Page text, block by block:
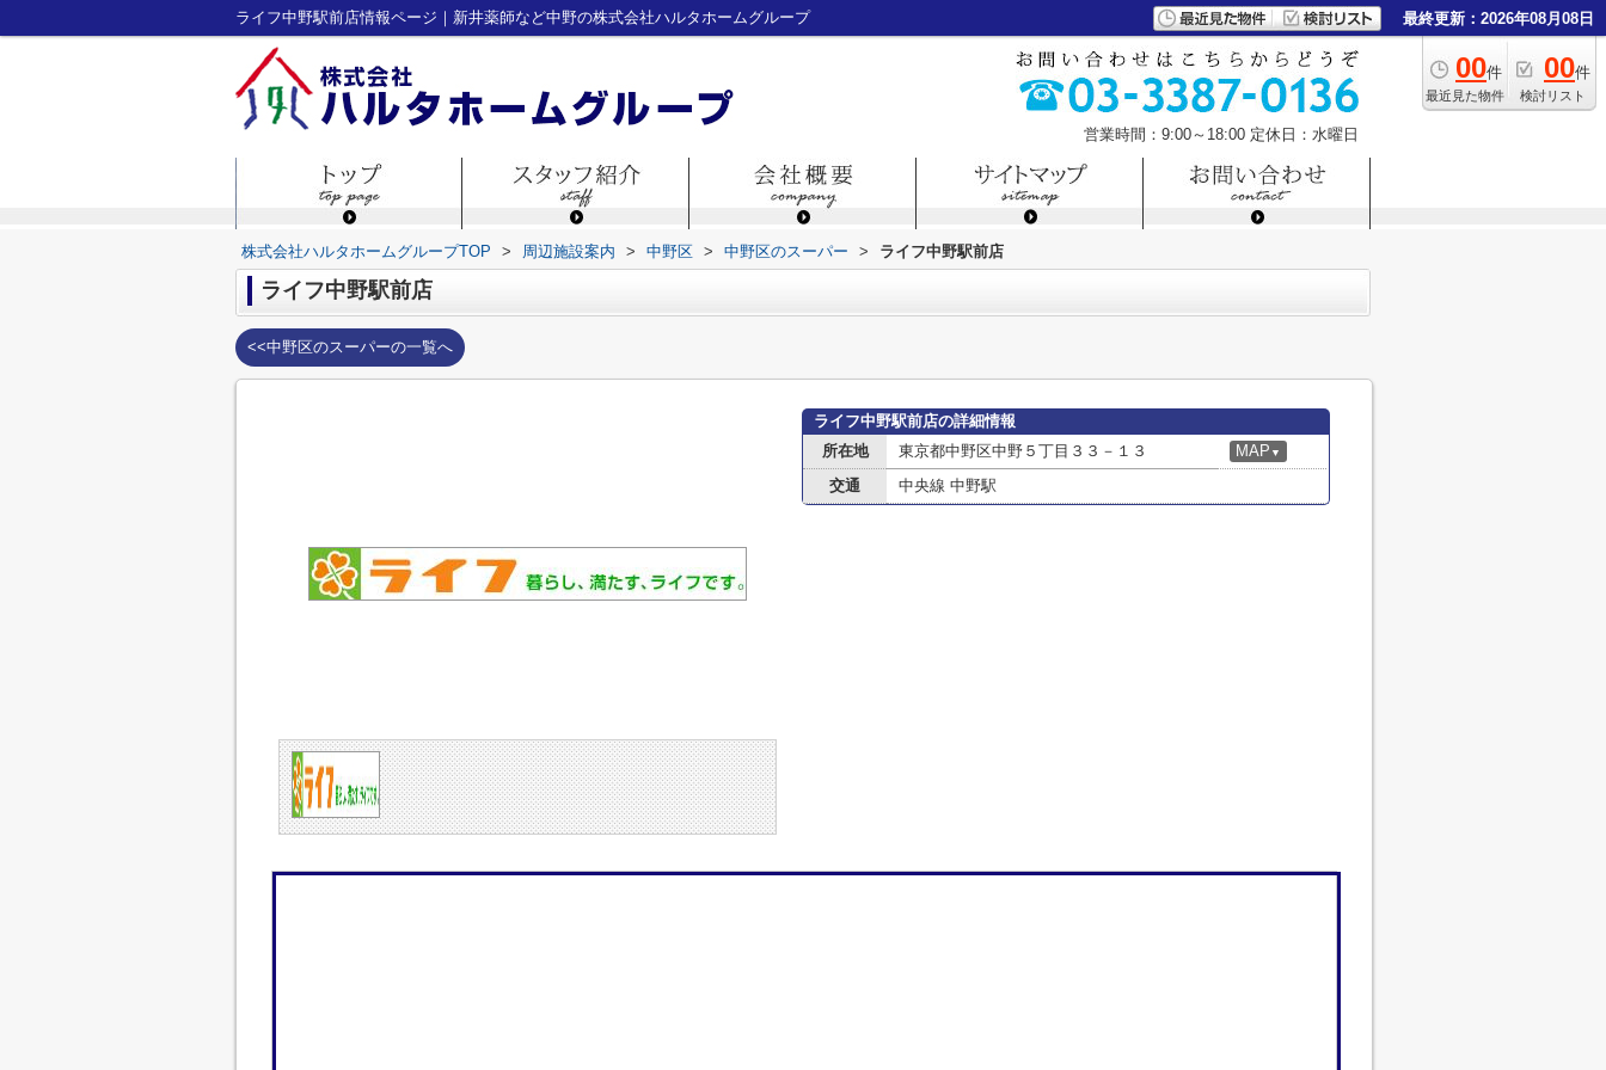
ライフ中野駅前店情報ページ｜新井薬師など中野の株式会社ハルタホームグループ 最終更新：2026年08月08日
00件
最近見た物件
00件
検討リスト
営業時間：9:00～18:00 定休日：水曜日
株式会社ハルタホームグループTOP > 周辺施設案内 > 中野区 > 中野区のスーパー > ライフ中野駅前店
ライフ中野駅前店
<<中野区のスーパーの一覧へ
ライフ中野駅前店の詳細情報
所在地
東京都中野区中野５丁目３３－１３ MAP ▼
交通 中央線 中野駅